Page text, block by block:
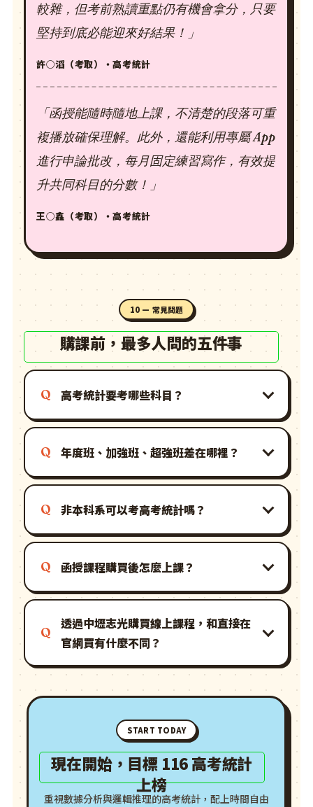
較雜，但考前熟讀重點仍有機會拿分，只要
堅持到底必能迎來好結果！」
許○滔（考取）・高考統計
「函授能隨時隨地上課，不清楚的段落可重
複播放確保理解。此外，還能利用專屬 App
進行申論批改，每月固定練習寫作，有效提
升共同科目的分數！」
王○鑫（考取）・高考統計
10 — 常見問題
購課前，最多人問的五件事
高考統計要考哪些科目？
年度班、加強班、超強班差在哪裡？
非本科系可以考高考統計嗎？
函授課程購買後怎麼上課？
透過中壢志光購買線上課程，和直接在
官網買有什麼不同？
START TODAY
現在開始，目標 116 高考統計
上榜
重視數據分析與邏輯推理的高考統計，配上時間自由